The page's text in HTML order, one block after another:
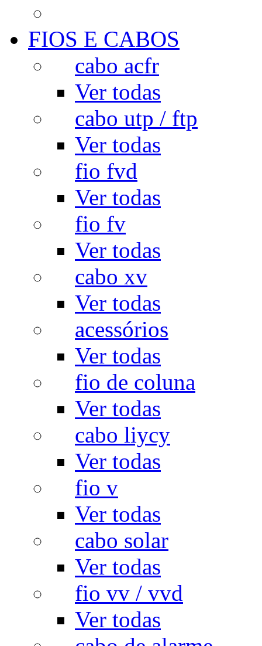
FIOS E CABOS
cabo acfr
Ver todas
cabo utp / ftp
Ver todas
fio fvd
Ver todas
fio fv
Ver todas
cabo xv
Ver todas
acessórios
Ver todas
fio de coluna
Ver todas
cabo liycy
Ver todas
fio v
Ver todas
cabo solar
Ver todas
fio vv / vvd
Ver todas